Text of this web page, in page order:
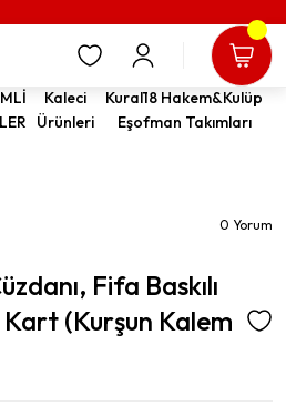
Kaleci
Ürünleri
Kural18 Hakem&Kulüp
Eşofman Takımları
0 Yorum
Fifa Baskılı
Kart (Kurşun Kalem